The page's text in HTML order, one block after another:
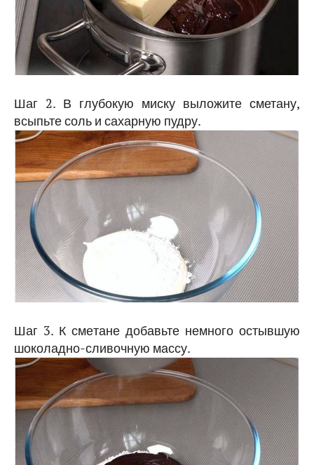
Шаг 2. В глубокую миску выложите сметану,
всыпьте соль и сахарную пудру.
Шаг 3. К сметане добавьте немного остывшую
шоколадно-сливочную массу.